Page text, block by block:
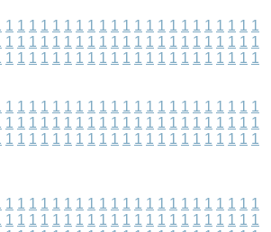
1 1 1 1 1 1 1 1 1 1 1 1 1 1 1 1 1 1 1 1 1 1
1 1 1 1 1 1 1 1 1 1 1 1 1 1 1 1 1 1 1 1 1 1
1 1 1 1 1 1 1 1 1 1 1 1 1 1 1 1 1 1 1 1 1 1
1 1 1 1 1 1 1 1 1 1 1 1 1 1 1 1 1 1 1 1 1 1
1 1 1 1 1 1 1 1 1 1 1 1 1 1 1 1 1 1 1 1 1 1
1 1 1 1 1 1 1 1 1 1 1 1 1 1 1 1 1 1 1 1 1 1
1 1 1 1 1 1 1 1 1 1 1 1 1 1 1 1 1 1 1 1 1 1
1 1 1 1 1 1 1 1 1 1 1 1 1 1 1 1 1 1 1 1 1 1